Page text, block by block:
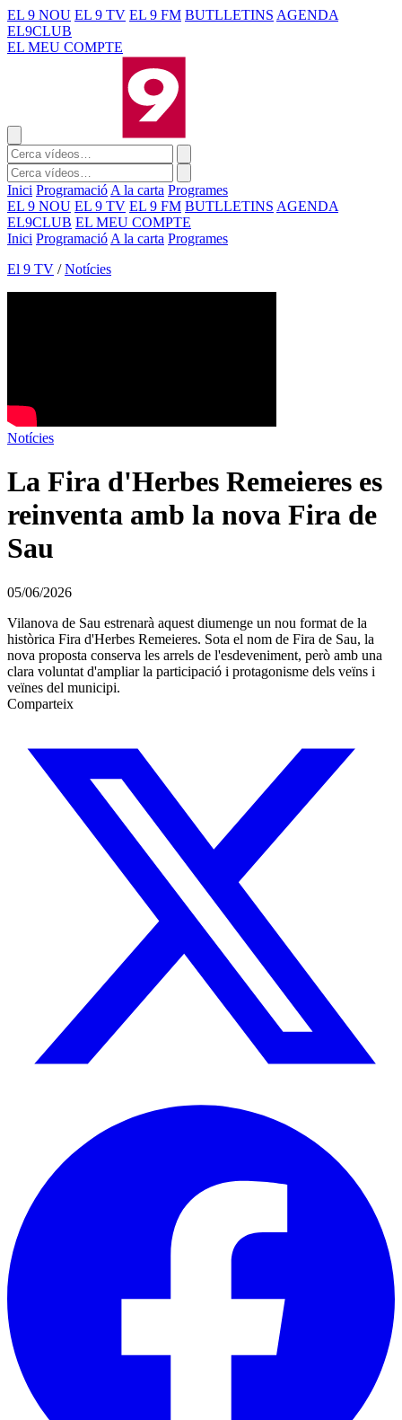
EL 9 NOU EL 9 TV EL 9 FM BUTLLETINS AGENDA
EL9CLUB
EL MEU COMPTE
Inici Programació A la carta Programes
EL 9 NOU EL 9 TV EL 9 FM BUTLLETINS AGENDA
EL9CLUB EL MEU COMPTE
Inici Programació A la carta Programes
El 9 TV / Notícies
Notícies
La Fira d'Herbes Remeieres es
reinventa amb la nova Fira de
Sau
05/06/2026
Vilanova de Sau estrenarà aquest diumenge un nou format de la
històrica Fira d'Herbes Remeieres. Sota el nom de Fira de Sau, la
nova proposta conserva les arrels de l'esdeveniment, però amb una
clara voluntat d'ampliar la participació i protagonisme dels veïns i
veïnes del municipi.
Comparteix